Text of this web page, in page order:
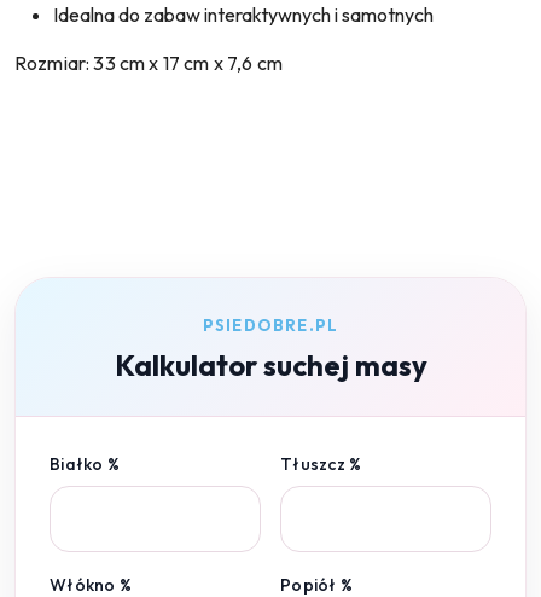
Idealna do zabaw interaktywnych i samotnych
Rozmiar: 33 cm x 17 cm x 7,6 cm
PSIEDOBRE.PL
Kalkulator suchej masy
Białko % Tłuszcz %
Włókno % Popiół %